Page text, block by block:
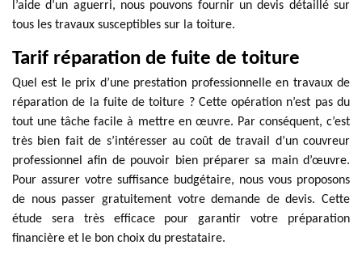
l’aide d’un aguerri, nous pouvons fournir un devis détaillé sur
tous les travaux susceptibles sur la toiture.
Tarif réparation de fuite de toiture
Quel est le prix d’une prestation professionnelle en travaux de
réparation de la fuite de toiture ? Cette opération n’est pas du
tout une tâche facile à mettre en œuvre. Par conséquent, c’est
très bien fait de s’intéresser au coût de travail d’un couvreur
professionnel afin de pouvoir bien préparer sa main d’œuvre.
Pour assurer votre suffisance budgétaire, nous vous proposons
de nous passer gratuitement votre demande de devis. Cette
étude sera très efficace pour garantir votre préparation
financière et le bon choix du prestataire.